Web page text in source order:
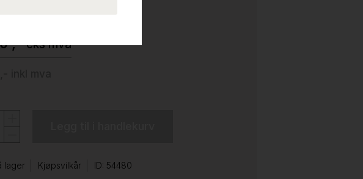
,-eks mva
lager Kjøpsvilkår ID: 54480